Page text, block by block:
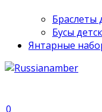
Браслеты
Бусы
Янтарные
0